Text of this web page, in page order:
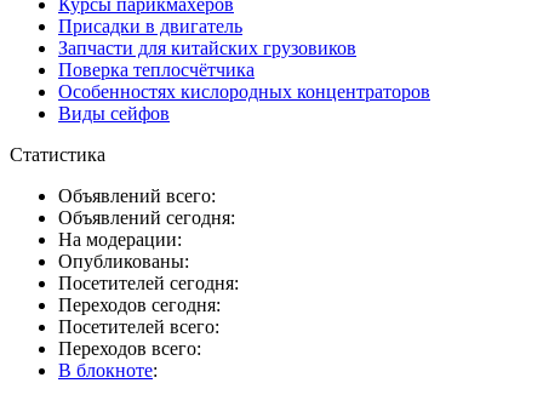
Курсы парикмахеров
Присадки в двигатель
Запчасти для китайских грузовиков
Поверка теплосчётчика
Особенностях кислородных концентраторов
Виды сейфов
Статистика
Объявлений всего:
Объявлений сегодня:
На модерации:
Опубликованы:
Посетителей сегодня:
Переходов сегодня:
Посетителей всего:
Переходов всего:
В блокноте: